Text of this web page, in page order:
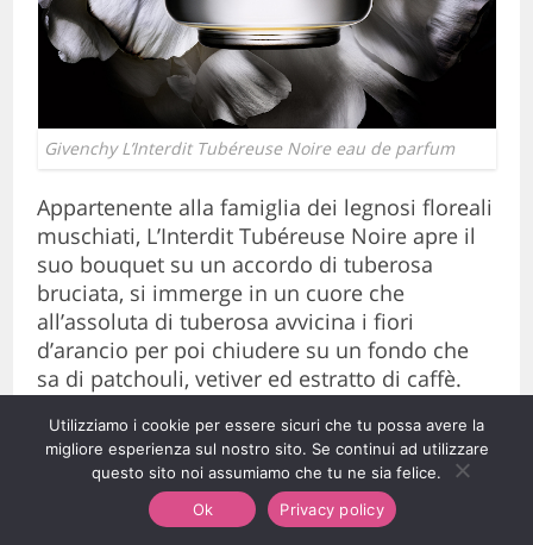
Givenchy L’Interdit Tubéreuse Noire eau de parfum
Appartenente alla famiglia dei legnosi floreali
muschiati, L’Interdit Tubéreuse Noire apre il
suo bouquet su un accordo di tuberosa
bruciata, si immerge in un cuore che
all’assoluta di tuberosa avvicina i fiori
d’arancio per poi chiudere su un fondo che
sa di patchouli, vetiver ed estratto di caffè.
Trussardi Ruby Red
Una nuova eau de parfum, questa volta
appartenente alla
famiglia dei chypre edibili
Utilizziamo i cookie per essere sicuri che tu possa avere la
migliore esperienza sul nostro sito. Se continui ad utilizzare
questo sito noi assumiamo che tu ne sia felice.
Ok
Privacy policy